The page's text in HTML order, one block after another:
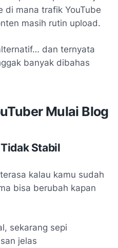
di mana trafik YouTube
masih rutin upload.
dan ternyata
banyak dibahas
Mulai Blog
Stabil
kalau kamu sudah
bisa berubah kapan
sekarang sepi
jelas